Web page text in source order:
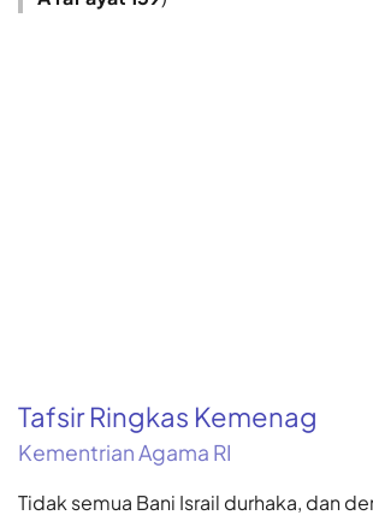
Tafsir Ringkas Kemenag
Kementrian Agama RI
Tidak semua Bani Israil durhaka, dan